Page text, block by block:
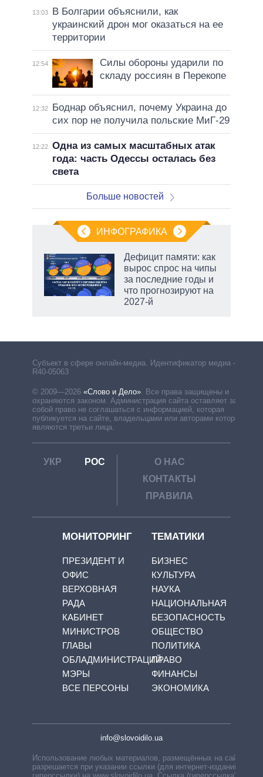
13:03
В Болгарии объяснили, как
украинский дрон мог оказаться на ее
территории
12:54
Силы обороны ударили по
складу россиян в Перекопе
12:32
Боднар объяснил, почему Украина до
сих пор не получила польские МиГ-29
12:22 Одна из самых масштабных атак
года: часть Одессы осталась без
света
Больше новостей
ИНФОГРАФИКА
Дефицит памяти: как
вырос спрос на чипы
за последние годы и
что прогнозируют на
2027-й
Субъект в сфере онлайн-медиа. Идентификатор медиа –
R40-05063
© 2009—2026 «Слово и Дело» Все права защищены и
охраняются законом. Администрация сайта оставляет за
собой право не соглашаться с информацией, которая
публикуется на сайте, владельцами или авторами которой
являются третьи лица.
УКР РОС
О НАС
КОНТАКТЫ
ПРАВИЛА
МОНИТОРИНГ
ПРЕЗИДЕНТ И
ОФИС
ВЕРХОВНАЯ
РАДА
КАБИНЕТ
МИНИСТРОВ
ГЛАВЫ
ОБЛАДМИНИСТРАЦИЙ
МЭРЫ
ВСЕ ПЕРСОНЫ
ТЕМАТИКИ
БИЗНЕС
КУЛЬТУРА
НАУКА
НАЦИОНАЛЬНАЯ
БЕЗОПАСНОСТЬ
ОБЩЕСТВО
ПОЛИТИКА
ПРАВО
ФИНАНСЫ
ЭКОНОМИКА
info@slovoidilo.ua
Использование любых материалов, размещённых на сайте,
разрешается при указании ссылки (для интернет-изданий —